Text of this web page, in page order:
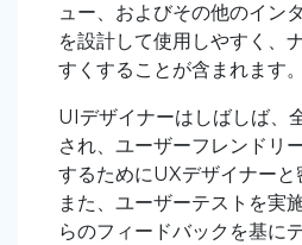
ュー、およびその他のイン
を設計して使用しやすく、
すくすることが含まれます。
UIデザイナーはしばしば、
され、ユーザーフレンドリ
するためにUXデザイナーと
また、ユーザーテストを実
らのフィードバックを基に